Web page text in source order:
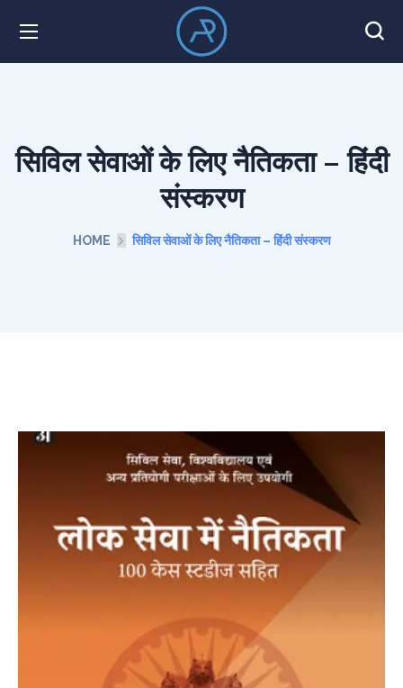
सिविल सेवाओं के लिए नैतिकता – हिंदी
संस्करण
HOME सिविल सेवाओं के लिए नैतिकता – हिंदी संस्करण